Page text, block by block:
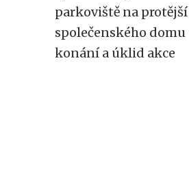
parkoviště na
společenského
konání a úklid akce